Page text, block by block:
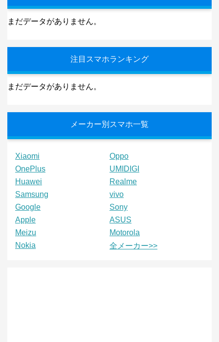
まだデータがありません。
注目スマホランキング
まだデータがありません。
メーカー別スマホ一覧
Xiaomi
Oppo
OnePlus
UMIDIGI
Huawei
Realme
Samsung
vivo
Google
Sony
Apple
ASUS
Meizu
Motorola
Nokia
全メーカー>>